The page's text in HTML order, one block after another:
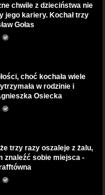
chwile z dzieciństwa nie
jego kariery. Kochał trzy
Gołas
choć kochała wiele
w rodzinie i
Osiecka
że trzy razy oszaleje z żalu,
znaleźć sobie miejsca -